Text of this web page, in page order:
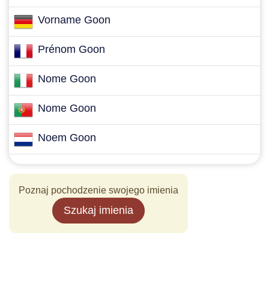
Vorname Goon
Prénom Goon
Nome Goon
Nome Goon
Noem Goon
Poznaj pochodzenie swojego imienia
Szukaj imienia